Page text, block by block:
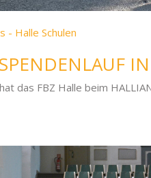
- Halle Schulen
das FBZ Halle beim